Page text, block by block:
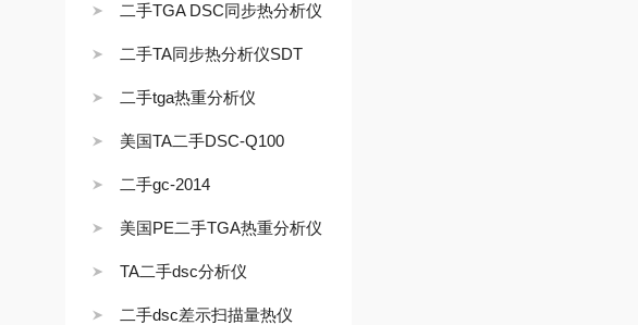
二手TGA DSC同步热分析仪
二手TA同步热分析仪SDT
二手tga热重分析仪
美国TA二手DSC-Q100
二手gc-2014
美国PE二手TGA热重分析仪
TA二手dsc分析仪
二手dsc差示扫描量热仪